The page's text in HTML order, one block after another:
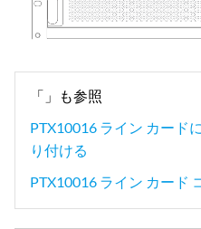
「」も参照
PTX10016 ライン カード
り付ける
PTX10016 ライン カード